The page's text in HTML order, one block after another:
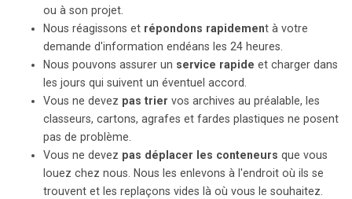
ou à son projet.
Nous réagissons et répondons rapidement à votre
demande d'information endéans les 24 heures.
Nous pouvons assurer un service rapide et charger dans
les jours qui suivent un éventuel accord.
Vous ne devez pas trier vos archives au préalable, les
classeurs, cartons, agrafes et fardes plastiques ne posent
pas de problème.
Vous ne devez pas déplacer les conteneurs que vous
louez chez nous. Nous les enlevons à l'endroit où ils se
trouvent et les replaçons vides là où vous le souhaitez.